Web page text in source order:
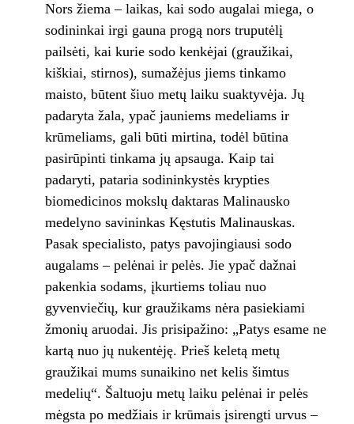
Nors žiema – laikas, kai sodo augalai miega, o
sodininkai irgi gauna progą nors truputėlį
pailsėti, kai kurie sodo kenkėjai (graužikai,
kiškiai, stirnos), sumažėjus jiems tinkamo
maisto, būtent šiuo metų laiku suaktyvėja. Jų
padaryta žala, ypač jauniems medeliams ir
krūmeliams, gali būti mirtina, todėl būtina
pasirūpinti tinkama jų apsauga. Kaip tai
padaryti, pataria sodininkystės krypties
biomedicinos mokslų daktaras Malinausko
medelyno savininkas Kęstutis Malinauskas.
Pasak specialisto, patys pavojingiausi sodo
augalams – pelėnai ir pelės. Jie ypač dažnai
pakenkia sodams, įkurtiems toliau nuo
gyvenviečių, kur graužikams nėra pasiekiami
žmonių aruodai. Jis prisipažino: „Patys esame ne
kartą nuo jų nukentėję. Prieš keletą metų
graužikai mums sunaikino net kelis šimtus
medelių“. Šaltuoju metų laiku pelėnai ir pelės
mėgsta po medžiais ir krūmais įsirengti urvus –